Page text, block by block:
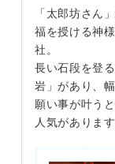
「太郎坊さん
福を授ける神
社。
長い石段を登
岩」があり、
願い事が叶う
人気があります